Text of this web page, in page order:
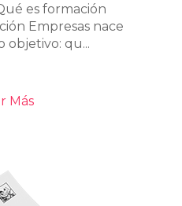
es formación
Empresas nace
objetivo: qu...
Más